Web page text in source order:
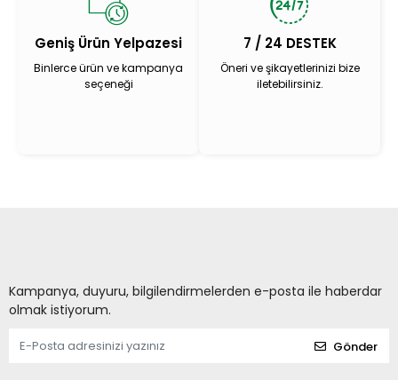
Geniş Ürün Yelpazesi
Binlerce ürün ve kampanya
seçeneği
7 / 24 DESTEK
Öneri ve şikayetlerinizi bize
iletebilirsiniz.
Kampanya, duyuru, bilgilendirmelerden e-posta ile haberdar
olmak istiyorum.
Gönder